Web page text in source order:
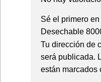
Sé el primero
Desechable
Tu dirección de
será publicada.
están marcados